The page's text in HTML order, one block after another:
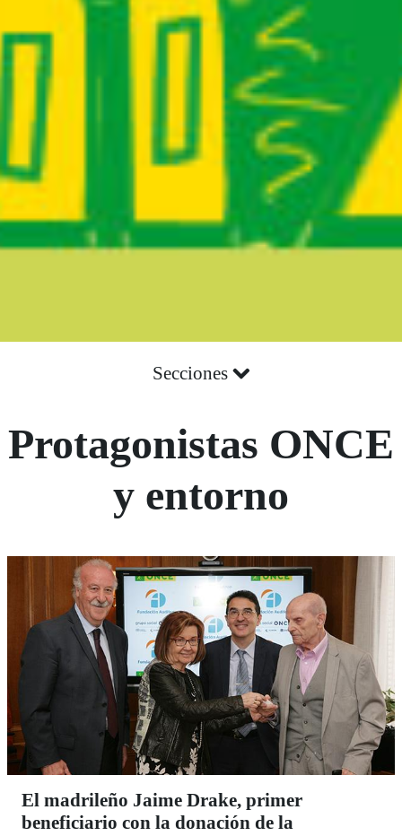
Secciones
Protagonistas ONCE
y entorno
El madrileño Jaime Drake, primer
beneficiario con la donación de la